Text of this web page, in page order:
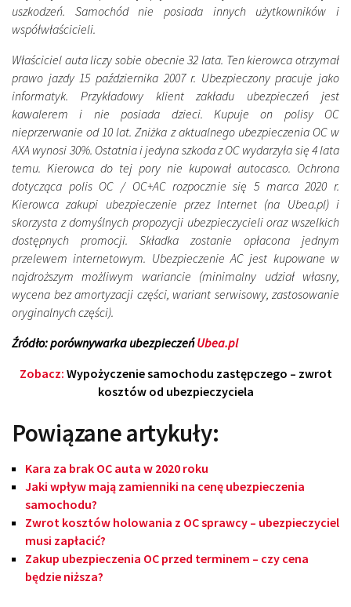
uszkodzeń. Samochód nie posiada innych użytkowników i
współwłaścicieli.
Właściciel auta liczy sobie obecnie 32 lata. Ten kierowca otrzymał
prawo jazdy 15 października 2007 r. Ubezpieczony pracuje jako
informatyk. Przykładowy klient zakładu ubezpieczeń jest
kawalerem i nie posiada dzieci. Kupuje on polisy OC
nieprzerwanie od 10 lat. Zniżka z aktualnego ubezpieczenia OC w
AXA wynosi 30%. Ostatnia i jedyna szkoda z OC wydarzyła się 4 lata
temu. Kierowca do tej pory nie kupował autocasco. Ochrona
dotycząca polis OC / OC+AC rozpocznie się 5 marca 2020 r.
Kierowca zakupi ubezpieczenie przez Internet (na Ubea.pl) i
skorzysta z domyślnych propozycji ubezpieczycieli oraz wszelkich
dostępnych promocji. Składka zostanie opłacona jednym
przelewem internetowym. Ubezpieczenie AC jest kupowane w
najdroższym możliwym wariancie (minimalny udział własny,
wycena bez amortyzacji części, wariant serwisowy, zastosowanie
oryginalnych części).
Źródło: porównywarka ubezpieczeńUbea.pl
Zobacz: Wypożyczenie samochodu zastępczego – zwrot
kosztów od ubezpieczyciela
Powiązane artykuły:
Kara za brak OC auta w 2020 roku
Jaki wpływ mają zamienniki na cenę ubezpieczenia
samochodu?
Zwrot kosztów holowania z OC sprawcy – ubezpieczyciel
musi zapłacić?
Zakup ubezpieczenia OC przed terminem – czy cena
będzie niższa?